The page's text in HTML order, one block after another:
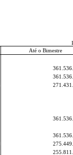
Até o Bimestre